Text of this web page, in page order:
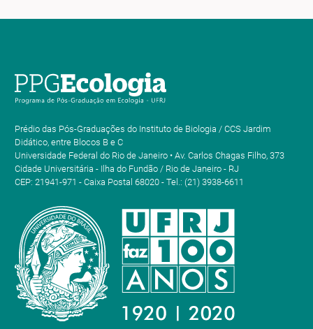
Prédio das Pós-Graduações do Instituto de Biologia / CCS Jardim
Didático, entre Blocos B e C
Universidade Federal do Rio de Janeiro • Av. Carlos Chagas Filho, 373
Cidade Universitária - Ilha do Fundão / Rio de Janeiro - RJ
CEP: 21941-971 - Caixa Postal 68020 - Tel.: (21) 3938-6611